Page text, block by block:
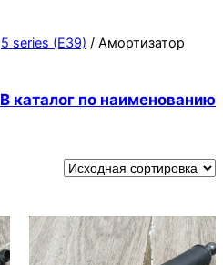
5 series (E39) / Амортизатор
В каталог по наименованию